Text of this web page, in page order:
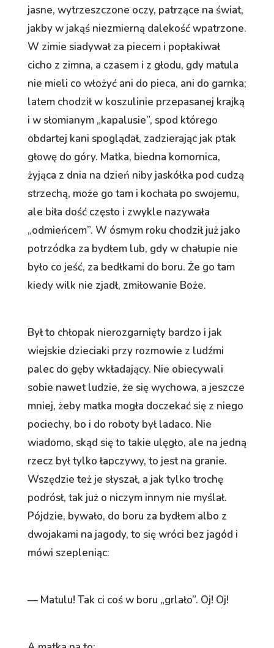
jasne, wytrzeszczone oczy, patrzące na świat,
jakby w jakąś niezmierną dalekość wpatrzone.
W zimie siadywał za piecem i popłakiwał
cicho z zimna, a czasem i z głodu, gdy matula
nie mieli co włożyć ani do pieca, ani do garnka;
latem chodził w koszulinie przepasanej krajką
i w słomianym „kapalusie”, spod którego
obdartej kani spoglądał, zadzierając jak ptak
głowę do góry. Matka, biedna komornica,
żyjąca z dnia na dzień niby jaskółka pod cudzą
strzechą, może go tam i kochała po swojemu,
ale biła dość często i zwykle nazywała
„odmieńcem”. W ósmym roku chodził już jako
potrzódka za bydłem lub, gdy w chałupie nie
było co jeść, za bedłkami do boru. Że go tam
kiedy wilk nie zjadł, zmiłowanie Boże.
Był to chłopak nierozgarnięty bardzo i jak
wiejskie dzieciaki przy rozmowie z ludźmi
palec do gęby wkładający. Nie obiecywali
sobie nawet ludzie, że się wychowa, a jeszcze
mniej, żeby matka mogła doczekać się z niego
pociechy, bo i do roboty był ladaco. Nie
wiadomo, skąd się to takie ulęgło, ale na jedną
rzecz był tylko łapczywy, to jest na granie.
Wszędzie też je słyszał, a jak tylko trochę
podrósł, tak już o niczym innym nie myślał.
Pójdzie, bywało, do boru za bydłem albo z
dwojakami na jagody, to się wróci bez jagód i
mówi szepleniąc:
— Matulu! Tak ci coś w boru „grlało”. Oj! Oj!